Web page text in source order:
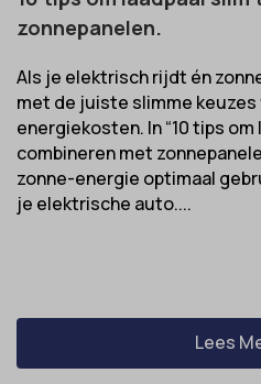
zonnepanelen.
Als je elektrisch rijdt én
met de juiste slimme keuzes
energiekosten. In “10 tips
combineren met
zonne-energie optimaal
je elektrische auto....
Lees